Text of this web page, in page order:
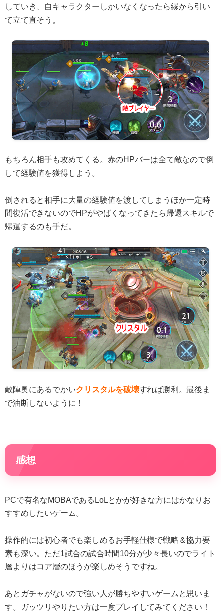
していき、自キャラクターしかいなくなったら縁から引い
て立て直そう。
もちろん相手も攻めてくる。赤のHPバーは全て敵なので倒
して経験値を獲得しよう。
倒されると相手に大量の経験値を渡してしまうほか一定時
間復活できないのでHPがやばくなってきたら帰還スキルで
帰還するのも手だ。
敵陣奥にあるでかいクリスタルを破壊すれば勝利。最後ま
で油断しないように！
感想
PCで有名なMOBAであるLoLとかが好きな方にはかなりお
すすめしたいゲーム。
操作的には初心者でも楽しめるお手軽仕様で戦略＆協力要
素も深い。ただ1試合の試合時間10分が少々長いのでライト
層よりはコア層のほうが楽しめそうですね。
あとガチャがないので強い人が勝ちやすいゲームと思いま
す。ガッツリやりたい方は一度プレイしてみてください！